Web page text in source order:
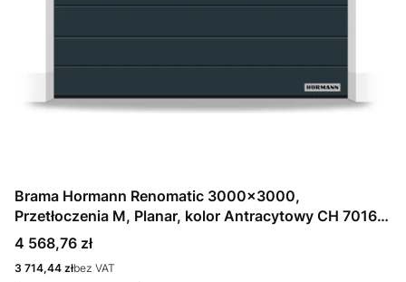
Brama Hormann Renomatic 3000x3000,
Przetłoczenia M, Planar, kolor Antracytowy CH 7016
Matt deluxe + Prowadzenie N
Cena
4 568,76 zł
Cena
3 714,44 złbez VAT